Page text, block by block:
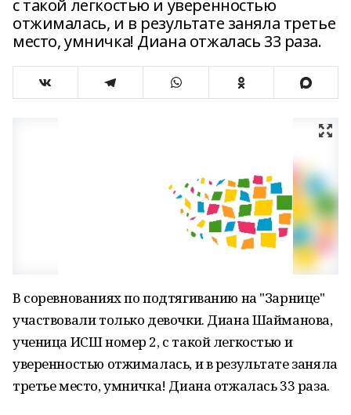
с такой легкостью и уверенностью
отжималась, и в результате заняла третье
место, умничка! Диана отжалась 33 раза.
В соревнованиях по подтягиванию на "Зарнице"
участвовали только девочки. Диана Шайманова,
ученица ИСШ номер 2, с такой легкостью и
уверенностью отжималась, и в результате заняла
третье место, умничка! Диана отжалась 33 раза.